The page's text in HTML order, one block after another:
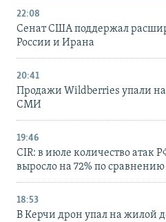
22:08
Сенат США поддержал
России и Ирана
20:41
Продажи Wildberries упали на
СМИ
19:46
CIR: в июле количество атак
выросло на 72% по
18:53
В Керчи дрон упал на жилой